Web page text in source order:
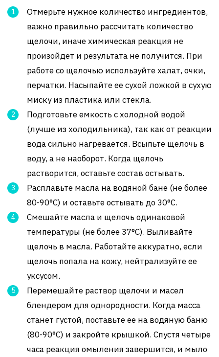
Отмерьте нужное количество ингредиентов,
важно правильно рассчитать количество
щелочи, иначе химическая реакция не
произойдет и результата не получится. При
работе со щелочью используйте халат, очки,
перчатки. Насыпайте ее сухой ложкой в сухую
миску из пластика или стекла.
Подготовьте емкость с холодной водой
(лучше из холодильника), так как от реакции
вода сильно нагревается. Всыпьте щелочь в
воду, а не наоборот. Когда щелочь
растворится, оставьте состав остывать.
Расплавьте масла на водяной бане (не более
80-90°С) и оставьте остывать до 30°С.
Смешайте масла и щелочь одинаковой
температуры (не более 37°С). Выливайте
щелочь в масла. Работайте аккуратно, если
щелочь попала на кожу, нейтрализуйте ее
уксусом.
Перемешайте раствор щелочи и масел
блендером для однородности. Когда масса
станет густой, поставьте ее на водяную баню
(80-90°С) и закройте крышкой. Спустя четыре
часа реакция омыления завершится, и мыло